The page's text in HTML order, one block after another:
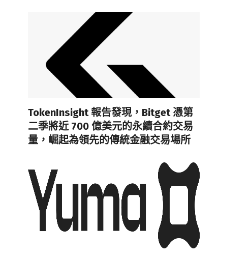
TokenInsight 報告發現，Bitget 憑第
二季將近 700 億美元的永續合約交易
量，崛起為領先的傳統金融交易場所